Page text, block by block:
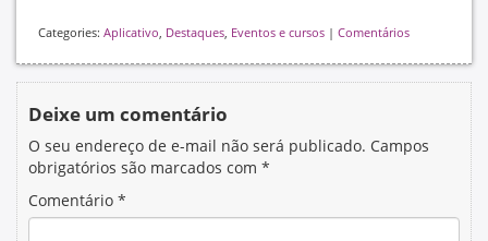
Categories: Aplicativo, Destaques, Eventos e cursos | Comentários
Deixe um comentário
O seu endereço de e-mail não será publicado. Campos
obrigatórios são marcados com *
Comentário *